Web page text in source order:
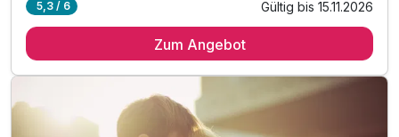
2 x reichhaltiges Frühstück vom Buffet
inkl. Late Check out bis 14.00 Uhr
inkl. W-LAN Nutzung im Hotel & Zimmer
5,3 / 6 Gültig bis 15.11.2026
Zum Angebot